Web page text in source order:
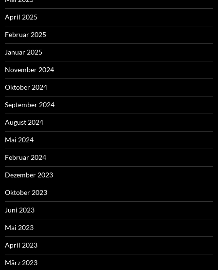
April 2025
Februar 2025
Januar 2025
November 2024
Oktober 2024
September 2024
August 2024
Mai 2024
Februar 2024
Dezember 2023
Oktober 2023
Juni 2023
Mai 2023
April 2023
März 2023